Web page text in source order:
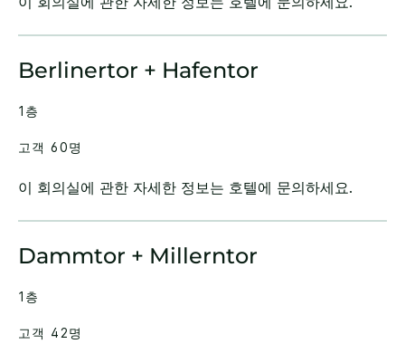
Berlinertor + Hafentor
이 회의실에 관한 자세한 정보는 호텔에 문의하세요.
1층
고객 60명
Dammtor + Millerntor
1층
고객 42명